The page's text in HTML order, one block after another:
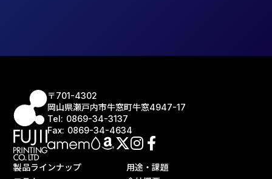
〒701-4302
岡山県瀬戸内市牛窓町牛窓4947-17
Tel: 0869-34-3137
Fax: 0869-34-4634
製品ラインナップ
用途・課題